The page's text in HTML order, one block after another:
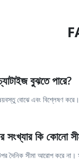
বুঝতে পারে?
বোঝে এবং বিশ্লেষণ
সংখ্যার কি কোনো
সীমা আরোপ করে